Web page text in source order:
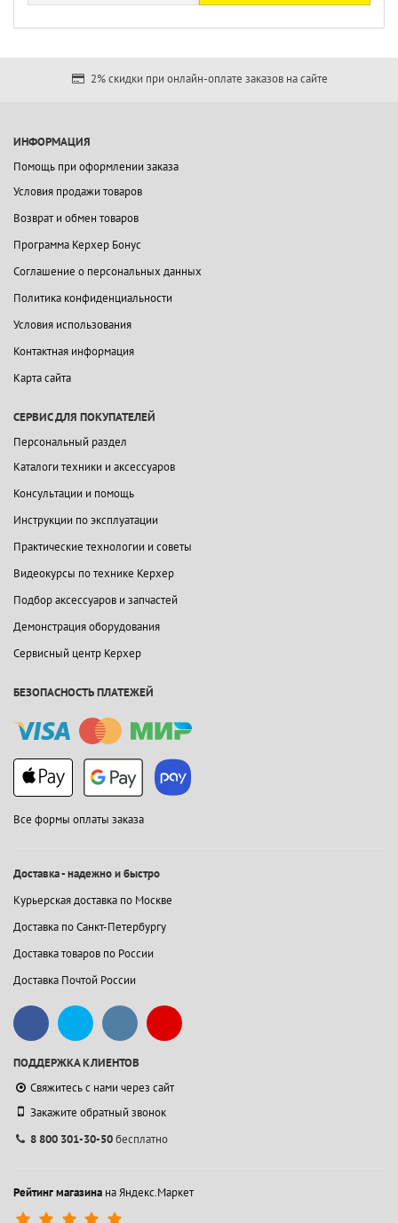
2% скидки при онлайн-оплате заказов на сайте
ИНФОРМАЦИЯ
Помощь при оформлении заказа
Условия продажи товаров
Возврат и обмен товаров
Программа Керхер Бонус
Соглашение о персональных данных
Политика конфиденциальности
Условия использования
Контактная информация
Карта сайта
СЕРВИС ДЛЯ ПОКУПАТЕЛЕЙ
Персональный раздел
Каталоги техники и аксессуаров
Консультации и помощь
Инструкции по эксплуатации
Практические технологии и советы
Видеокурсы по технике Керхер
Подбор аксессуаров и запчастей
Демонстрация оборудования
Сервисный центр Керхер
БЕЗОПАСНОСТЬ ПЛАТЕЖЕЙ
Все формы оплаты заказа
Доставка - надежно и быстро
Курьерская доставка по Москве
Доставка по Санкт-Петербургу
Доставка товаров по России
Доставка Почтой России
ПОДДЕРЖКА КЛИЕНТОВ
Свяжитесь с нами через сайт
Закажите обратный звонок
8 800 301-30-50бесплатно
Рейтинг магазина на Яндекс.Маркет